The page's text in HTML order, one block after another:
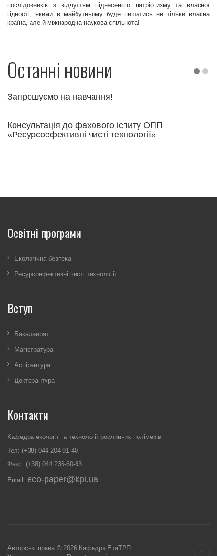
послідовників з відчуттям піднесеного патріотизму та власної
гідності, якими в майбутньому буде пишатись не тільки власна
країна, але й міжнародна наукова спільнота!
Останні новини
Запрошуємо на навчання!
Консультація до фахового іспиту ОПП
«Ресурсоефективні чисті технології»
Освітні програми
Екологічна безпека
Ресурсоефективні чисті технології
Вступ
Бакалаврат
Магістратура
Аспірантура
Докторантура
Контакти
Кафедра екології та технології рослинних полімерів
Тел: (+38) 044 204-91-40
Факс: (+38) 044 236-60-83
Email: eco-paper@kpi.ua
Авторські права © 2026 Кафедра ЕтаТРП.